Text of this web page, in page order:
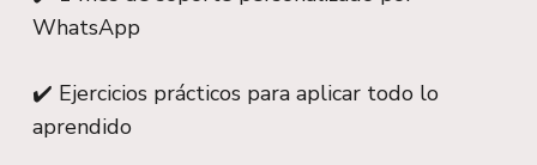
WhatsApp
✔️ Ejercicios prácticos para aplicar todo lo
aprendido